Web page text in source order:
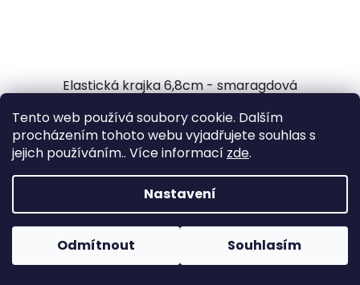
Tento web používá soubory cookie. Dalším
procházením tohoto webu vyjadřujete souhlas s
jejich používáním.. Více informací zde.
Nastavení
Odmítnout Souhlasím
Elastická krajka 6,8cm - smaragdová
Skladem(14 m)
45 Kč